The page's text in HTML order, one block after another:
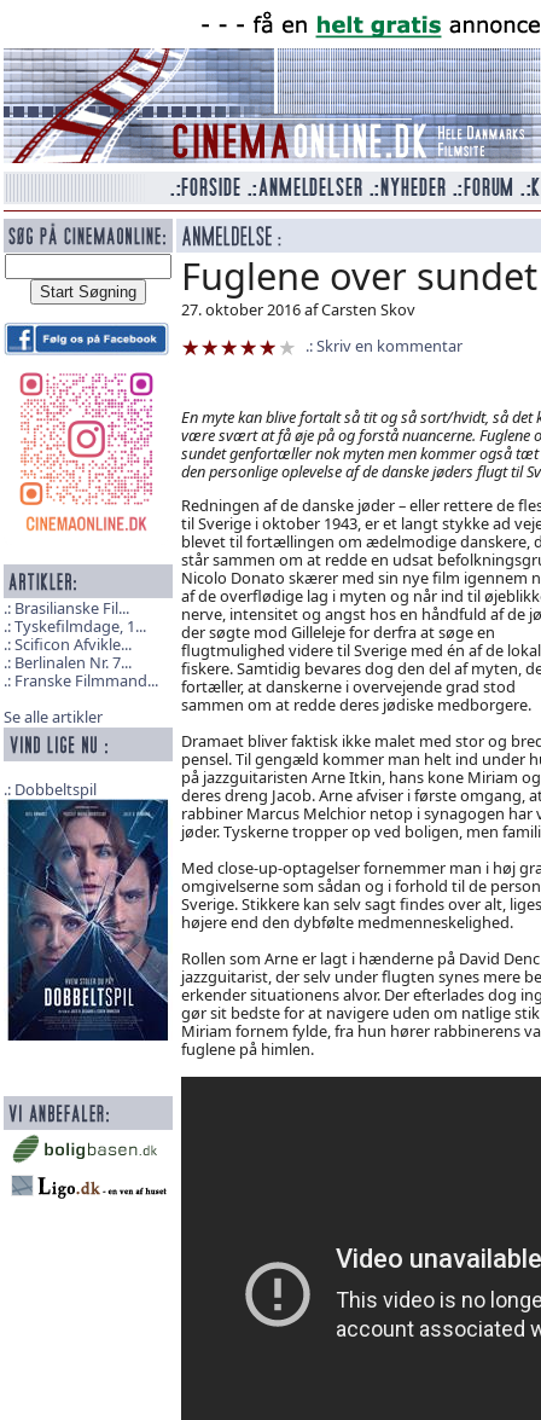
Brasilianske Fil...
Tyskefilmdage, 1...
Scificon Afvikle...
Berlinalen Nr. 7...
Franske Filmmand...
Se alle artikler
Dobbeltspil
Fuglene over sundet
27. oktober 2016 af Carsten Skov
Skriv en kommentar
En myte kan blive fortalt så tit og så sort/hvidt, så det
være svært at få øje på og forstå nuancerne. Fuglene
sundetgenfortæller nok myten men kommer også tæt
den personlige oplevelse af de danske jøders flugt til
Redningen af de danske jøder – eller rettere de
til Sverige i oktober 1943, er et langt stykke ad
blevet til fortællingen om ædelmodige danskere,
står sammen om at redde en udsat
Nicolo Donato skærer med sin nye film igennem
af de overflødige lag i myten og når ind til
nerve, intensitet og angst hos en håndfuld af de
der søgte mod Gilleleje for derfra at søge en
flugtmulighed videre til Sverige med én af de
fiskere. Samtidig bevares dog den del af myten,
fortæller, at danskerne i overvejende grad stod
sammen om at redde deres jødiske medborgere.
Dramaet bliver faktisk ikke malet med stor og
pensel. Til gengæld kommer man helt ind under
på jazzguitaristen Arne Itkin, hans kone Miriam og
deres dreng Jacob. Arne afviser i første omgang,
rabbiner Marcus Melchior netop i synagogen
jøder. Tyskerne tropper op ved boligen, men
Med close-up-optagelser fornemmer man i høj
omgivelserne som sådan og i forhold til de
Sverige. Stikkere kan selv sagt findes over alt,
højere end den dybfølte medmenneskelighed.
Rollen som Arne er lagt i hænderne på David
jazzguitarist, der selv under flugten synes mere
erkender situationens alvor. Der efterlades dog
gør sit bedste for at navigere uden om natlige
Miriam fornem fylde, fra hun hører rabbinerens
fuglene på himlen.